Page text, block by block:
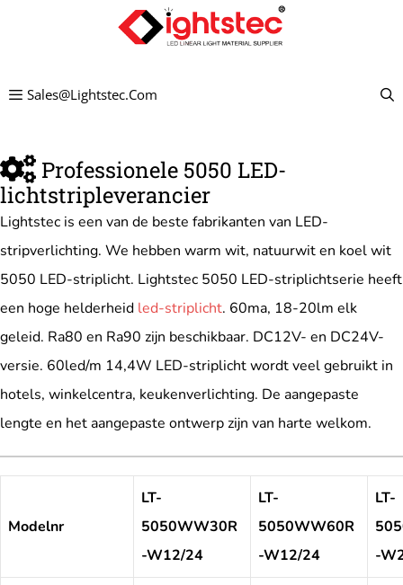
inhoudSales@lightstec.com
Professionele 5050 LED-
lichtstripleverancier
Lightstec is een van de beste fabrikanten van LED-
stripverlichting. We hebben warm wit, natuurwit en koel wit
5050 LED-striplicht. Lightstec 5050 LED-striplichtserie heeft
een hoge helderheid led-striplicht. 60ma, 18-20lm elk
geleid. Ra80 en Ra90 zijn beschikbaar. DC12V- en DC24V-
versie. 60led/m 14,4W LED-striplicht wordt veel gebruikt in
hotels, winkelcentra, keukenverlichting. De aangepaste
lengte en het aangepaste ontwerp zijn van harte welkom.
Modelnr
LT-
5050WW30R
-W12/24
LT-
5050WW60R
-W12/24
LT-
-